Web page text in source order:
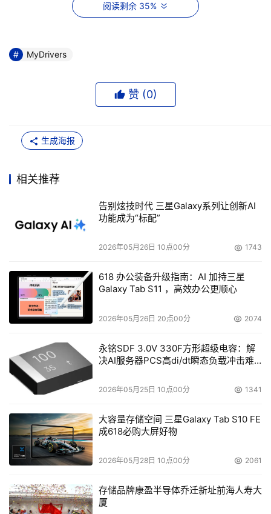
同时，在此次颁奖会议上，我们还向来宾介绍了驱动之家的
强的驱动技术研究机构，我们开发的驱动精灵软件最新版
不仅对于用户有非常实际的意义，同时对于配件及整机厂商
提高其售后服务水平、减轻售后服务负担具有非常明显的效
触，有望在年后开始合作。
创建于1997年底的驱动之家在沉默了4年以后，从去年开始
频频发力，先是5月份在北京创建了北京代表处，负责驱动
之家在全国的销售和市场工作；10月份网站改版，向综合IT
京召开了其首次编辑选择奖以及市场占有率奖项颁奖典礼，
并推出了基于用户产品信息库的应用和驱动精灵。据驱动之
家表示：“在2003年，我们希望能够摆脱纯粹内容＋广告的
阅读剩余 35%
MyDrivers
赞 (0)
生成海报
相关推荐
告别炫技时代 三星Galaxy系列让创新AI
功能成为“标配”
2026年05月26日 10点00分 1743
618 办公装备升级指南：AI 加持三星
Galaxy Tab S11 ，高效办公更顺心
2026年05月26日 20点00分 2074
永铭SDF 3.0V 330F方形超级电容：解
决AI服务器PCS高di/dt瞬态负载冲击难
2026年05月25日 10点00分 1341
大容量存储空间 三星Galaxy Tab S10 FE
成618必购大屏好物
2026年05月28日 10点00分 2061
存储品牌康盈半导体乔迁新址前海人寿大
厦